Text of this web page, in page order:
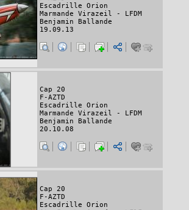
Escadrille Orion
Marmande Virazeil - LFDM
Benjamin Ballande
19.09.13
Cap 20
F-AZTD
Escadrille Orion
Marmande Virazeil - LFDM
Benjamin Ballande
20.10.08
Cap 20
F-AZTD
Escadrille Orion